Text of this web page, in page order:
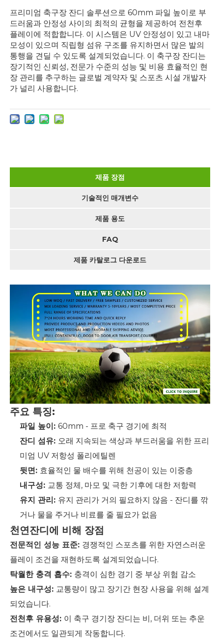
프리미엄 축구장 잔디 솔루션으로 60mm 파일 높이로 부
드러움과 안정성 사이의 최적의 균형을 제공하여 전천후
플레이에 적합합니다. 이 시스템은 UV 안정성이 있고 내마
모성이 있으며 직립형 섬유 구조를 유지하면서 많은 발의
통행을 견딜 수 있도록 설계되었습니다. 이 축구장 잔디는
장기적인 신뢰성, 전문가 수준의 성능 및 비용 효율적인 현
장 관리를 추구하는 글로벌 계약자 및 스포츠 시설 개발자
가 널리 사용합니다.
제품 장점
기술적인 매개변수
제품 용도
FAQ
제품 카탈로그 다운로드
주요 특징:
파일 높이: 60mm - 프로 축구 경기에 최적
잔디 섬유: 오래 지속되는 색상과 부드러움을 위한 프리
미엄 UV 저항성 폴리에틸렌
뒷면: 효율적인 물 배수를 위해 천공이 있는 이중층
내구성: 교통 정체, 마모 및 극한 기후에 대한 저항력
유지 관리: 유지 관리가 거의 필요하지 않음 - 잔디를 깎
거나 물을 주거나 비료를 줄 필요가 없음
천연잔디에 비해 장점
전문적인 성능 표준: 경쟁적인 스포츠를 위한 자연스러운
플레이 조건을 재현하도록 설계되었습니다.
탁월한 충격 흡수: 충격이 심한 경기 중 부상 위험 감소
높은 내구성: 교통량이 많고 장기간 현장 사용을 위해 설계
되었습니다.
전천후 유용성: 이 축구 경기장 잔디는 비, 더위 또는 추운
조건에서도 일관되게 작동합니다.